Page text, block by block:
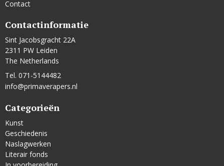
Contact
Contactinformatie
Sint Jacobsgracht 22A
2311 PW Leiden
The Netherlands
Tel. 071-5144482
info@primaverapers.nl
Categorieën
Kunst
Geschiedenis
Naslagwerken
Literair fonds